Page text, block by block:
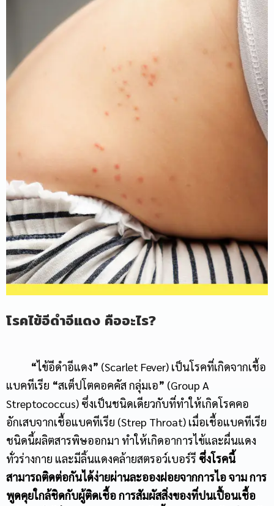
โรคไข้อีดำอีแดง คืออะไร?
“ไข้อีดำอีแดง” (Scarlet Fever) เป็นโรคที่เกิดจากเชื้อ
แบคทีเรีย “สเต็ปโตคอคคัส กลุ่มเอ” (Group A
Streptococcus) ซึ่งเป็นชนิดเดียวกับที่ทำให้เกิดโรคคอ
อักเสบจากเชื้อแบคทีเรีย (Strep Throat) เมื่อเชื้อแบคทีเรีย
ชนิดนี้ผลิตสารพิษออกมา ทำให้เกิดอาการไข้และผื่นแดง
ทั่วร่างกาย และมีลิ้นแดงคล้ายสตรอว์เบอร์รี ซึ่งโรคนี้
สามารถติดต่อกันได้ง่ายผ่านละอองฝอยจากการไอ จาม การ
พูดคุยใกล้ชิดกับผู้ติดเชื้อ การสัมผัสสิ่งของที่ปนเปื้อนเชื้อ